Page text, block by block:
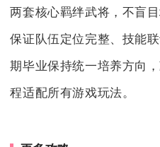
两套核心羁绊武将，不盲
保证队伍定位完整、技能
期毕业保持统一培养方向
程适配所有游戏玩法。